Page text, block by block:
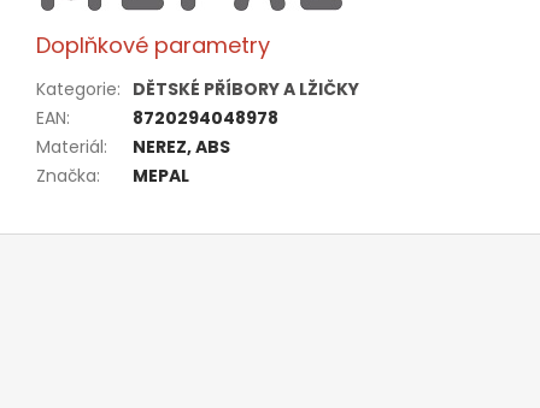
Doplňkové parametry
Kategorie: DĚTSKÉ PŘÍBORY A LŽIČKY
EAN:
8720294048978
Materiál:
NEREZ, ABS
Značka: MEPAL
Z